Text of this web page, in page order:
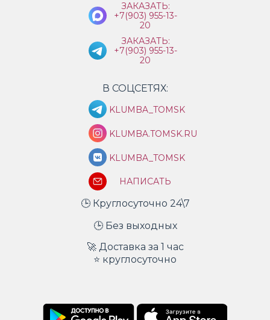
ЗАКАЗАТЬ:
+7(903) 955-13-
20
ЗАКАЗАТЬ:
+7(903) 955-13-
20
В СОЦСЕТЯХ:
KLUMBA_TOMSK
KLUMBA.TOMSK.RU
KLUMBA_TOMSK
НАПИСАТЬ
🕒 Круглосуточно 24\7
🕒 Без выходных
🚀 Доставка за 1 час
⭐ круглосуточно